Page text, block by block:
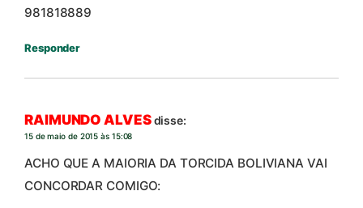
981818889
Responder
RAIMUNDO ALVESdisse:
15 de maio de 2015 às 15:08
ACHO QUE A MAIORIA DA TORCIDA BOLIVIANA VAI
CONCORDAR COMIGO: